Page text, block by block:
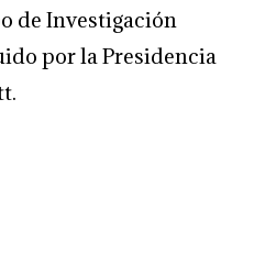
de Investigación
por la Presidencia